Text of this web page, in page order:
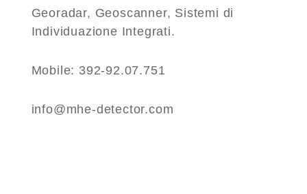
Georadar, Geoscanner, Sistemi di
Individuazione Integrati.
Mobile: 392-92.07.751
info@mhe-detector.com